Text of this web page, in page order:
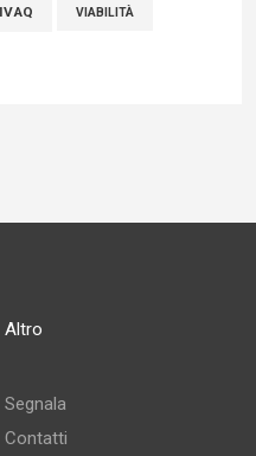
VIABILITÀ
Altro
Segnala
Contatti